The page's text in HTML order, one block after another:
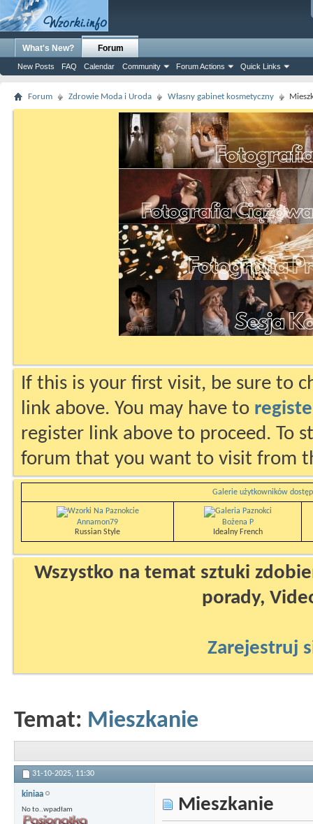
What's New? Forum
New Posts FAQ Calendar Community Forum Actions Quick Links
Forum Zdrowie Moda i Uroda Własny gabinet kosmetyczny
If this is your first visit, be sure to
link above. You may have to
register link above to proceed. To
forum that you want to visit from
Galerie użytkowników
Annamon79
Russian Style
Bożena P
Idealny French
Wszystko na temat sztuki
porady,
Zarejestruj
Temat: Mieszkanie
31-10-2025, 11:30
kiniaa
No to..wpadłam Mieszkanie